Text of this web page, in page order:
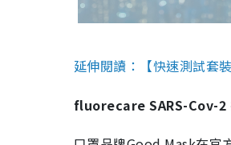
延伸閱讀：【快速測試套
fluorecare SARS-Cov-2